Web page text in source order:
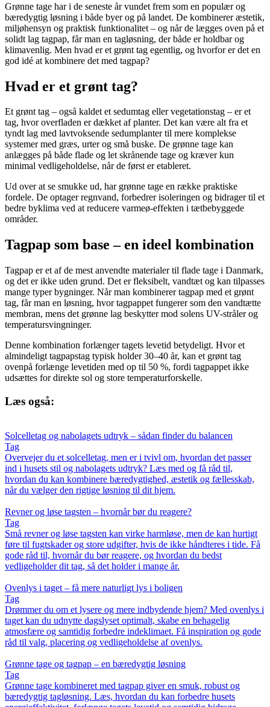
Grønne tage har i de seneste år vundet frem som en populær og
bæredygtig løsning i både byer og på landet. De kombinerer æstetik,
miljøhensyn og praktisk funktionalitet – og når de lægges oven på et
solidt lag tagpap, får man en tagløsning, der både er holdbar og
klimavenlig. Men hvad er et grønt tag egentlig, og hvorfor er det en
god idé at kombinere det med tagpap?
Hvad er et grønt tag?
Et grønt tag – også kaldet et sedumtag eller vegetationstag – er et
tag, hvor overfladen er dækket af planter. Det kan være alt fra et
tyndt lag med lavtvoksende sedumplanter til mere komplekse
systemer med græs, urter og små buske. De grønne tage kan
anlægges på både flade og let skrånende tage og kræver kun
minimal vedligeholdelse, når de først er etableret.
Ud over at se smukke ud, har grønne tage en række praktiske
fordele. De optager regnvand, forbedrer isoleringen og bidrager til et
bedre byklima ved at reducere varmeø-effekten i tætbebyggede
områder.
Tagpap som base – en ideel kombination
Tagpap er et af de mest anvendte materialer til flade tage i Danmark,
og det er ikke uden grund. Det er fleksibelt, vandtæt og kan tilpasses
mange typer bygninger. Når man kombinerer tagpap med et grønt
tag, får man en løsning, hvor tagpappet fungerer som den vandtætte
membran, mens det grønne lag beskytter mod solens UV-stråler og
temperatursvingninger.
Denne kombination forlænger tagets levetid betydeligt. Hvor et
almindeligt tagpapstag typisk holder 30–40 år, kan et grønt tag
ovenpå forlænge levetiden med op til 50 %, fordi tagpappet ikke
udsættes for direkte sol og store temperaturforskelle.
Læs også:
Solcelletag og nabolagets udtryk – sådan finder du balancen
Tag
Overvejer du et solcelletag, men er i tvivl om, hvordan det passer
ind i husets stil og nabolagets udtryk? Læs med og få råd til,
hvordan du kan kombinere bæredygtighed, æstetik og fællesskab,
når du vælger den rigtige løsning til dit hjem.
Revner og løse tagsten – hvornår bør du reagere?
Tag
Små revner og løse tagsten kan virke harmløse, men de kan hurtigt
føre til fugtskader og store udgifter, hvis de ikke håndteres i tide. Få
gode råd til, hvornår du bør reagere, og hvordan du bedst
vedligeholder dit tag, så det holder i mange år.
Ovenlys i taget – få mere naturligt lys i boligen
Tag
Drømmer du om et lysere og mere indbydende hjem? Med ovenlys i
taget kan du udnytte dagslyset optimalt, skabe en behagelig
atmosfære og samtidig forbedre indeklimaet. Få inspiration og gode
råd til valg, placering og vedligeholdelse af ovenlys.
Grønne tage og tagpap – en bæredygtig løsning
Tag
Grønne tage kombineret med tagpap giver en smuk, robust og
bæredygtig tagløsning. Læs, hvordan du kan forbedre husets